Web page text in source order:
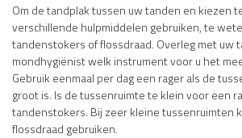
Om de tandplak tussen uw tanden en kiezen
verschillende hulpmiddelen gebruiken, te
tandenstokers of flossdraad. Overleg met uw
mondhygiënist welk instrument voor u het
Gebruik eenmaal per dag een rager als de
groot is. Is de tussenruimte te klein voor een
tandenstokers. Bij zeer kleine tussenruimten
flossdraad gebruiken.